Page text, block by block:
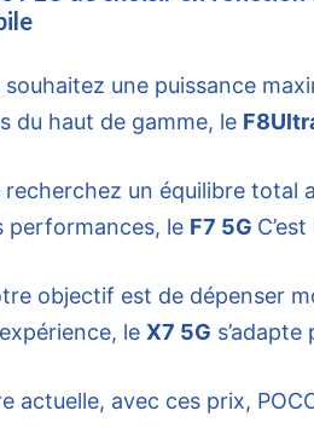
souhaitez une puissance
du haut de gamme, le
recherchez un équilibre total
performances, le F7 5G
objectif est de dépenser
le X7 5G
actuelle, avec ces prix,